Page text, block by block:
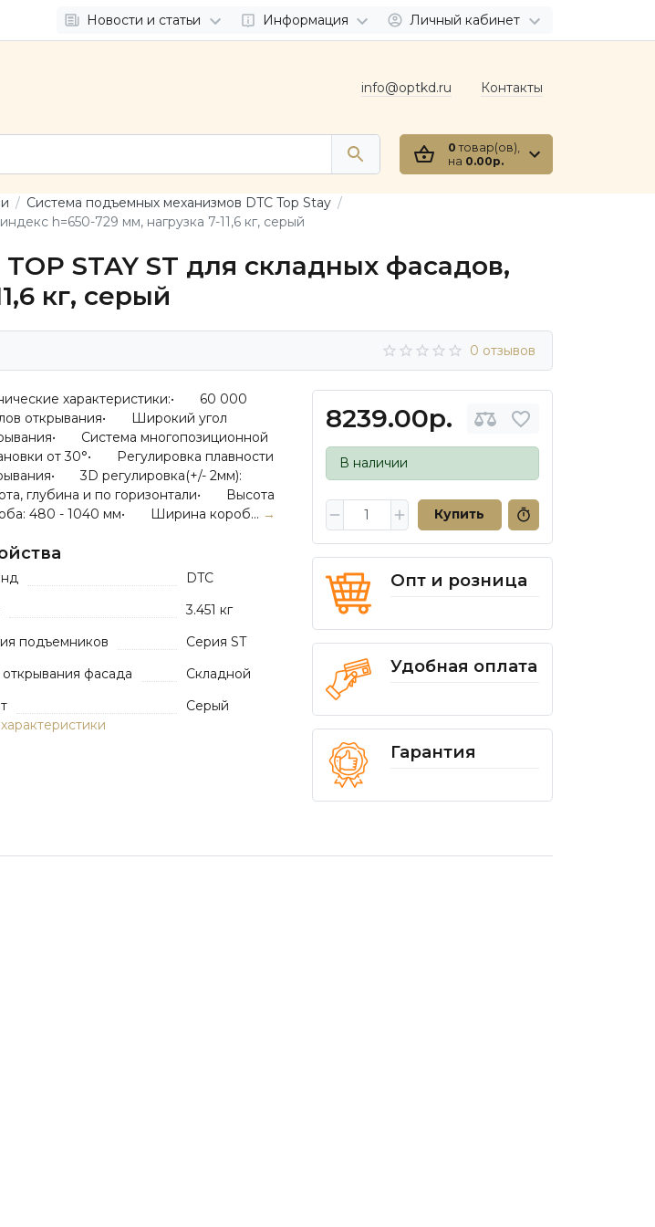
Новости и статьи Информация Личный кабинет
info@optkd.ru Контакты
0 товар(ов),
на 0.00р.
Система подъемных механизмов DTC Top Stay
h=650-729 мм, нагрузка 7-11,6 кг, серый
STAY ST для складных фасадов,
кг, серый
0 отзывов
8239.00р.
В наличии
Купить
Опт и розница
Удобная оплата
Гарантия
характеристики:• 60 000
открывания• Широкий угол
Система многопозиционной
от 30°• Регулировка плавности
3D регулировка(+/- 2мм):
глубина и по горизонтали• Высота
480 - 1040 мм• Ширина короб... →
DTC
3.451 кг
подъемников
Серия ST
фасада
Складной
Серый